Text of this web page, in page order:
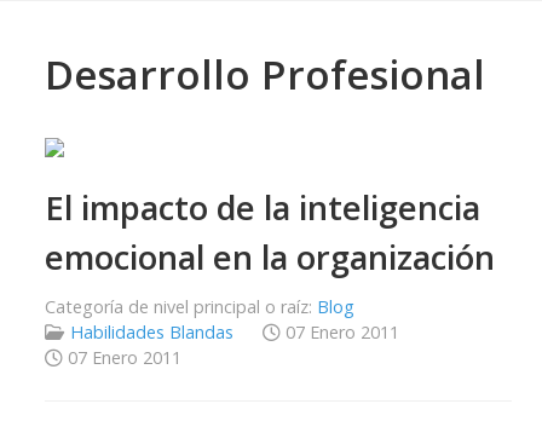
Desarrollo Profesional
El impacto de la inteligencia
emocional en la organización
Categoría de nivel principal o raíz: Blog
Habilidades Blandas
07 Enero 2011
07 Enero 2011